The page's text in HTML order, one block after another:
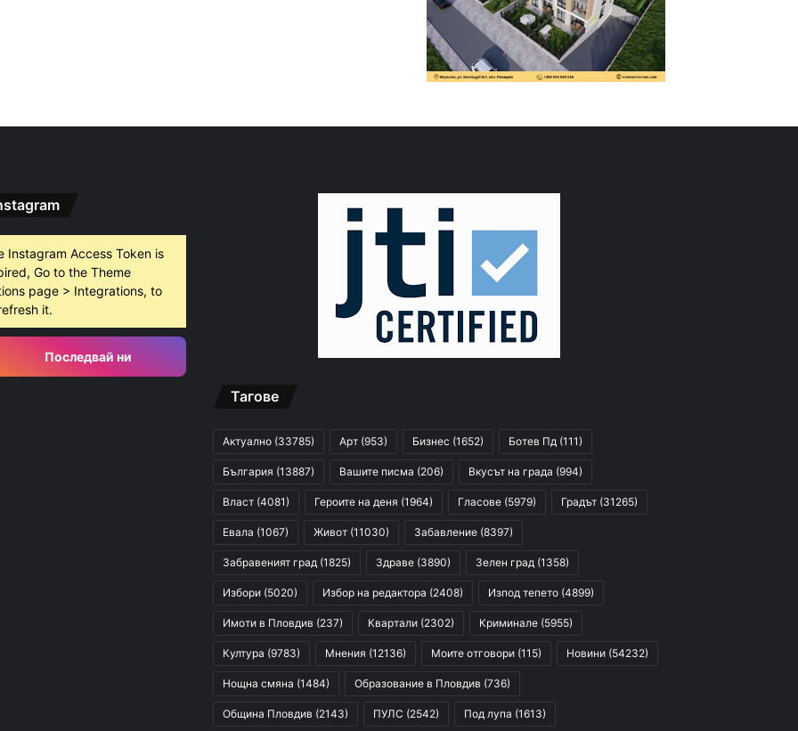
Instagram Access Token is
Go to the Theme
page > Integrations, to
it.
Последвай ни
Тагове
Актуално (33785) Арт (953) Бизнес (1652) Ботев Пд (111)
България (13887) Вашите писма (206) Вкусът на града (994)
Власт (4081) Героите на деня (1964) Гласове (5979) Градът (31265)
Евала (1067) Живот (11030) Забавление (8397)
Забравеният град (1825) Здраве (3890) Зелен град (1358)
Избори (5020) Избор на редактора (2408) Изпод тепето (4899)
Имоти в Пловдив (237) Квартали (2302) Криминале (5955)
Култура (9783) Мнения (12136) Моите отговори (115) Новини (54232)
Нощна смяна (1484) Образование в Пловдив (736)
Община Пловдив (2143) ПУЛС (2542) Под лупа (1613)